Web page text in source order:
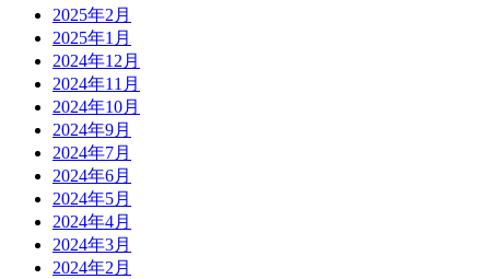
2025年2月
2025年1月
2024年12月
2024年11月
2024年10月
2024年9月
2024年7月
2024年6月
2024年5月
2024年4月
2024年3月
2024年2月